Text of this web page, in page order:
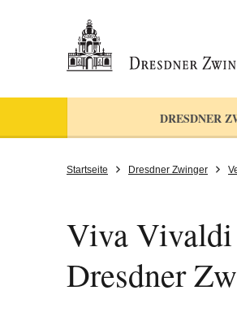
DRESDNER
Startseite Dresdner Zwinger
Viva Vivaldi
Dresdner